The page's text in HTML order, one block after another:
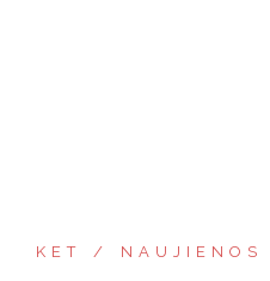
KET NAUJIENOS